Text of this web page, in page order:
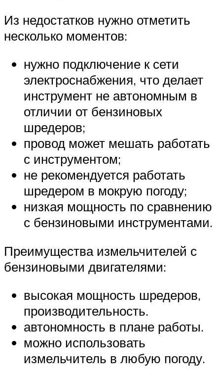
Из недостатков нужно отметить
несколько моментов:
нужно подключение к сети
электроснабжения, что делает
инструмент не автономным в
отличии от бензиновых
шредеров;
провод может мешать работать
с инструментом;
не рекомендуется работать
шредером в мокрую погоду;
низкая мощность по сравнению
с бензиновыми инструментами.
Преимущества измельчителей с
бензиновыми двигателями:
высокая мощность шредеров,
производительность.
автономность в плане работы.
можно использовать
измельчитель в любую погоду.